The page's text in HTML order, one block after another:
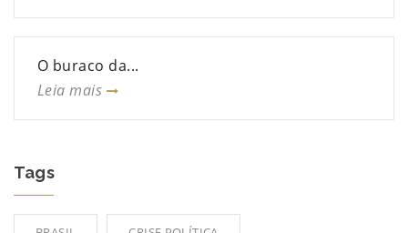
O buraco da...
Leia mais
Tags